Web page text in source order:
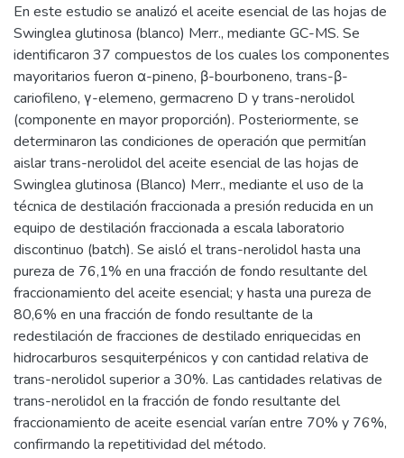
En este estudio se analizó el aceite esencial de las hojas de
Swinglea glutinosa (blanco) Merr., mediante GC-MS. Se
identificaron 37 compuestos de los cuales los componentes
mayoritarios fueron α-pineno, β-bourboneno, trans-β-
cariofileno, γ-elemeno, germacreno D y trans-nerolidol
(componente en mayor proporción). Posteriormente, se
determinaron las condiciones de operación que permitían
aislar trans-nerolidol del aceite esencial de las hojas de
Swinglea glutinosa (Blanco) Merr., mediante el uso de la
técnica de destilación fraccionada a presión reducida en un
equipo de destilación fraccionada a escala laboratorio
discontinuo (batch). Se aisló el trans-nerolidol hasta una
pureza de 76,1% en una fracción de fondo resultante del
fraccionamiento del aceite esencial; y hasta una pureza de
80,6% en una fracción de fondo resultante de la
redestilación de fracciones de destilado enriquecidas en
hidrocarburos sesquiterpénicos y con cantidad relativa de
trans-nerolidol superior a 30%. Las cantidades relativas de
trans-nerolidol en la fracción de fondo resultante del
fraccionamiento de aceite esencial varían entre 70% y 76%,
confirmando la repetitividad del método.